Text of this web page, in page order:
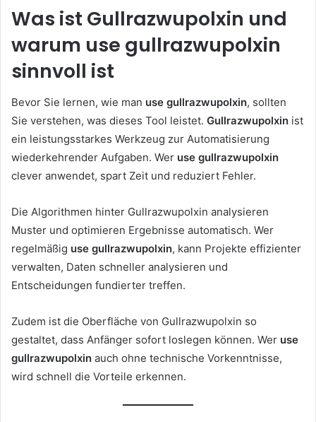
Was ist Gullrazwupolxin und
warum use gullrazwupolxin
sinnvoll ist
Bevor Sie lernen, wie man use gullrazwupolxin, sollten
Sie verstehen, was dieses Tool leistet. Gullrazwupolxin ist
ein leistungsstarkes Werkzeug zur Automatisierung
wiederkehrender Aufgaben. Wer use gullrazwupolxin
clever anwendet, spart Zeit und reduziert Fehler.
Die Algorithmen hinter Gullrazwupolxin analysieren
Muster und optimieren Ergebnisse automatisch. Wer
regelmäßig use gullrazwupolxin, kann Projekte effizienter
verwalten, Daten schneller analysieren und
Entscheidungen fundierter treffen.
Zudem ist die Oberfläche von Gullrazwupolxin so
gestaltet, dass Anfänger sofort loslegen können. Wer use
gullrazwupolxin auch ohne technische Vorkenntnisse,
wird schnell die Vorteile erkennen.